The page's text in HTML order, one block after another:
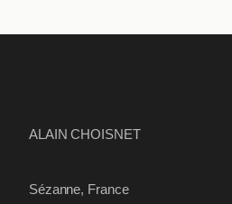
ALAIN CHOISNET
Sézanne, France